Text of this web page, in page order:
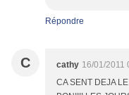
Répondre
C cathy 16/01/2011
CA SENT DEJA